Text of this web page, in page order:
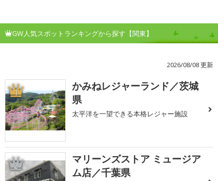
GW人気スポットランキングから探す【関東】
2026/08/08 更新
1
かみねレジャーランド／茨城
県
太平洋を一望できる本格レジャー施設
2
マリーンズストア ミュージア
ム店／千葉県